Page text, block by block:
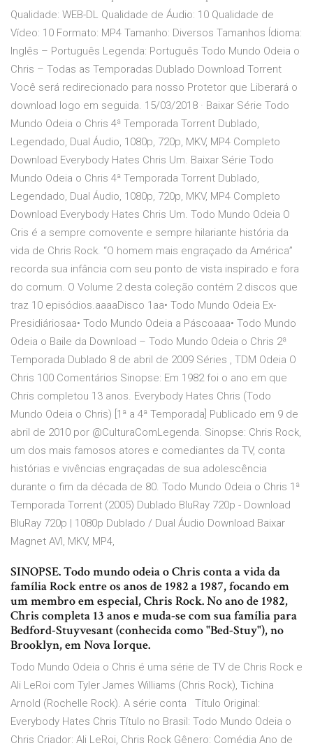
Qualidade: WEB-DL Qualidade de Áudio: 10 Qualidade de
Vídeo: 10 Formato: MP4 Tamanho: Diversos Tamanhos Ídioma:
Inglês – Português Legenda: Português Todo Mundo Odeia o
Chris – Todas as Temporadas Dublado Download Torrent
Você será redirecionado para nosso Protetor que Liberará o
download logo em seguida. 15/03/2018 · Baixar Série Todo
Mundo Odeia o Chris 4ª Temporada Torrent Dublado,
Legendado, Dual Áudio, 1080p, 720p, MKV, MP4 Completo
Download Everybody Hates Chris Um. Baixar Série Todo
Mundo Odeia o Chris 4ª Temporada Torrent Dublado,
Legendado, Dual Áudio, 1080p, 720p, MKV, MP4 Completo
Download Everybody Hates Chris Um. Todo Mundo Odeia O
Cris é a sempre comovente e sempre hilariante história da
vida de Chris Rock. “O homem mais engraçado da América”
recorda sua infância com seu ponto de vista inspirado e fora
do comum. O Volume 2 desta coleção contém 2 discos que
traz 10 episódios.aaaaDisco 1aa• Todo Mundo Odeia Ex-
Presidiáriosaa• Todo Mundo Odeia a Páscoaaa• Todo Mundo
Odeia o Baile da Download – Todo Mundo Odeia o Chris 2ª
Temporada Dublado 8 de abril de 2009 Séries , TDM Odeia O
Chris 100 Comentários Sinopse: Em 1982 foi o ano em que
Chris completou 13 anos. Everybody Hates Chris (Todo
Mundo Odeia o Chris) [1ª a 4ª Temporada] Publicado em 9 de
abril de 2010 por @CulturaComLegenda. Sinopse: Chris Rock,
um dos mais famosos atores e comediantes da TV, conta
histórias e vivências engraçadas de sua adolescência
durante o fim da década de 80. Todo Mundo Odeia o Chris 1ª
Temporada Torrent (2005) Dublado BluRay 720p - Download
BluRay 720p | 1080p Dublado / Dual Áudio Download Baixar
Magnet AVI, MKV, MP4,
SINOPSE. Todo mundo odeia o Chris conta a vida da
família Rock entre os anos de 1982 a 1987, focando em
um membro em especial, Chris Rock. No ano de 1982,
Chris completa 13 anos e muda-se com sua família para
Bedford-Stuyvesant (conhecida como "Bed-Stuy"), no
Brooklyn, em Nova Iorque.
Todo Mundo Odeia o Chris é uma série de TV de Chris Rock e
Ali LeRoi com Tyler James Williams (Chris Rock), Tichina
Arnold (Rochelle Rock). A série conta Título Original:
Everybody Hates Chris Título no Brasil: Todo Mundo Odeia o
Chris Criador: Ali LeRoi, Chris Rock Gênero: Comédia Ano de